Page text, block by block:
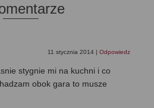
11 stycznia 2014 | Odpowiedz
stygnie mi na kuchni i co
obok gara to musze